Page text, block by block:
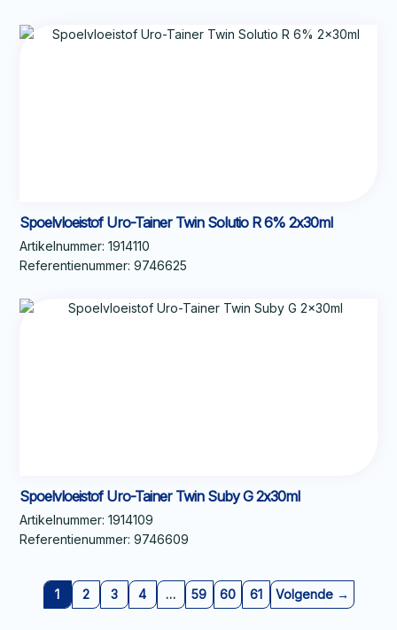
Spoelvloeistof Uro-Tainer Twin Solutio R 6% 2x30ml
Artikelnummer: 1914110
Referentienummer: 9746625
Spoelvloeistof Uro-Tainer Twin Suby G 2x30ml
Artikelnummer: 1914109
Referentienummer: 9746609
1 2 3 4 … 59 60 61 Volgende →